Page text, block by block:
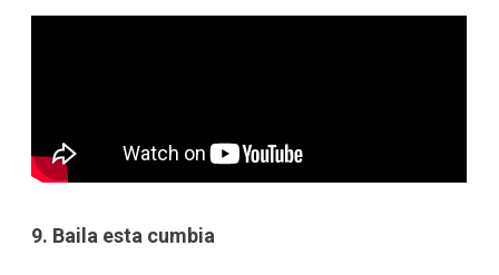
9. Baila esta cumbia